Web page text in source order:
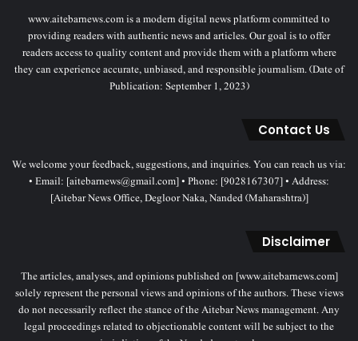
www.aitebarnews.com is a modern digital news platform committed to
providing readers with authentic news and articles. Our goal is to offer
readers access to quality content and provide them with a platform where
they can experience accurate, unbiased, and responsible journalism. (Date of
Publication: September 1, 2023)
Contact Us
We welcome your feedback, suggestions, and inquiries. You can reach us via:
• Email: [aitebarnews@gmail.com] • Phone: [9028167307] • Address:
[Aitebar News Office, Degloor Naka, Nanded (Maharashtra)]
Disclaimer
The articles, analyses, and opinions published on [www.aitebarnews.com]
solely represent the personal views and opinions of the authors. These views
do not necessarily reflect the stance of the Aitebar News management. Any
legal proceedings related to objectionable content will be subject to the